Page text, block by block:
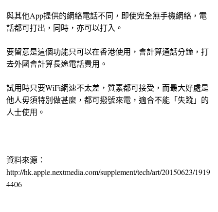
與其他App提供的網絡電話不同，即使完全無手機網絡，電
話都可打出，同時，亦可以打入。
要留意是這個功能只可以在香港使用，會計算通話分鐘，打
去外國會計算長途電話費用。
試用時只要WiFi網速不太差，質素都可接受，而最大好處是
他人毋須特別做甚麼，都可撥號來電，適合不能「失蹤」的
人士使用。
資料來源：
http://hk.apple.nextmedia.com/supplement/tech/art/20150623/1919
4406